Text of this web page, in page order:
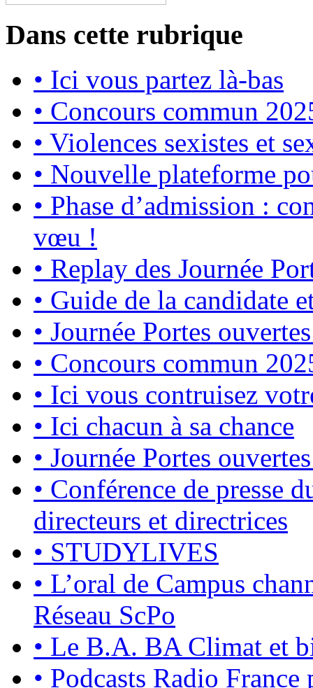
Dans cette rubrique
• Ici vous partez là-bas
• Concours commun
• Violences sexistes et
• Nouvelle plateforme
• Phase d’admission :
vœu !
• Replay des Journée
• Guide de la candidate
• Journée Portes
• Concours commun
• Ici vous contruisez
• Ici chacun à sa chance
• Journée Portes
• Conférence de presse
directeurs et directrices
• STUDYLIVES
• L’oral de Campus
Réseau ScPo
• Le B.A. BA Climat et
• Podcasts Radio France